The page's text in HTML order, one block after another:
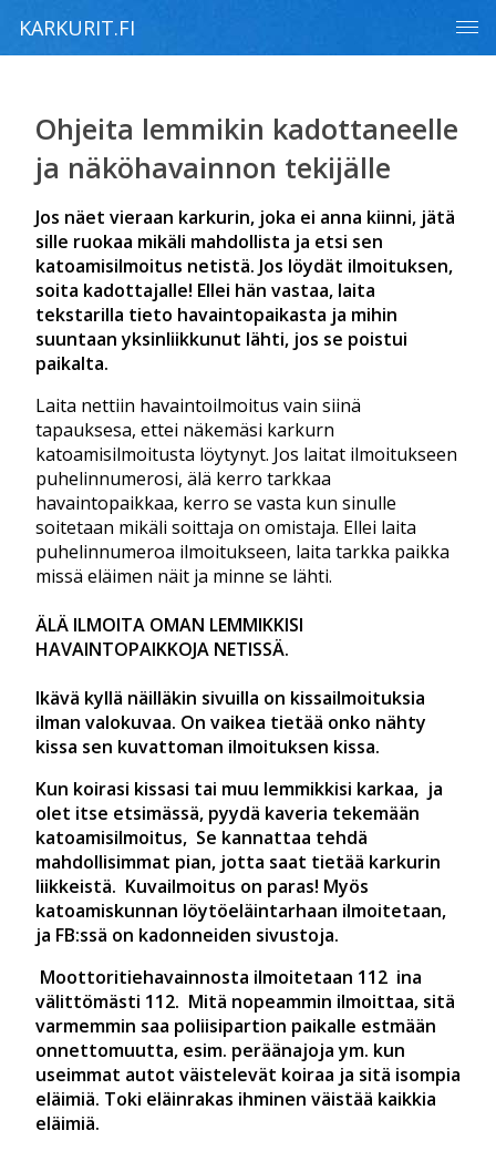
KARKURIT.FI
Ohjeita lemmikin kadottaneelle
ja näköhavainnon tekijälle
Jos näet vieraan karkurin, joka ei anna kiinni, jätä
sille ruokaa mikäli mahdollista ja etsi sen
katoamisilmoitus netistä. Jos löydät ilmoituksen,
soita kadottajalle! Ellei hän vastaa, laita
tekstarilla tieto havaintopaikasta ja mihin
suuntaan yksinliikkunut lähti, jos se poistui
paikalta.
Laita nettiin havaintoilmoitus vain siinä
tapauksesa, ettei näkemäsi karkurn
katoamisilmoitusta löytynyt. Jos laitat ilmoitukseen
puhelinnumerosi, älä kerro tarkkaa
havaintopaikkaa, kerro se vasta kun sinulle
soitetaan mikäli soittaja on omistaja. Ellei laita
puhelinnumeroa ilmoitukseen, laita tarkka paikka
missä eläimen näit ja minne se lähti.
ÄLÄ ILMOITA OMAN LEMMIKKISI
HAVAINTOPAIKKOJA NETISSÄ.
Ikävä kyllä näilläkin sivuilla on kissailmoituksia
ilman valokuvaa. On vaikea tietää onko nähty
kissa sen kuvattoman ilmoituksen kissa.
Kun koirasi kissasi tai muu lemmikkisi karkaa, ja
olet itse etsimässä, pyydä kaveria tekemään
katoamisilmoitus, Se kannattaa tehdä
mahdollisimmat pian, jotta saat tietää karkurin
liikkeistä. Kuvailmoitus on paras! Myös
katoamiskunnan löytöeläintarhaan ilmoitetaan,
ja FB:ssä on kadonneiden sivustoja.
Moottoritiehavainnosta ilmoitetaan 112 ina
välittömästi 112. Mitä nopeammin ilmoittaa, sitä
varmemmin saa poliisipartion paikalle estmään
onnettomuutta, esim. peräänajoja ym. kun
useimmat autot väistelevät koiraa ja sitä isompia
eläimiä. Toki eläinrakas ihminen väistää kaikkia
eläimiä.